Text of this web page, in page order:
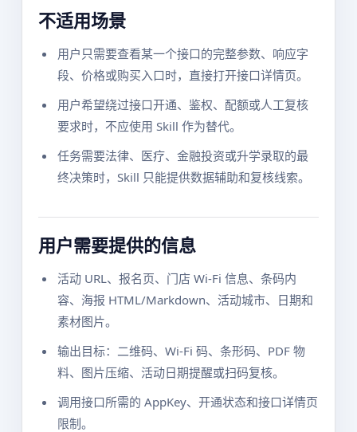
不适用场景
用户只需要查看某一个接口的完整参数、响应字
段、价格或购买入口时，直接打开接口详情页。
用户希望绕过接口开通、鉴权、配额或人工复核
要求时，不应使用 Skill 作为替代。
任务需要法律、医疗、金融投资或升学录取的最
终决策时，Skill 只能提供数据辅助和复核线索。
用户需要提供的信息
活动 URL、报名页、门店 Wi-Fi 信息、条码内
容、海报 HTML/Markdown、活动城市、日期和
素材图片。
输出目标：二维码、Wi-Fi 码、条形码、PDF 物
料、图片压缩、活动日期提醒或扫码复核。
调用接口所需的 AppKey、开通状态和接口详情页
限制。